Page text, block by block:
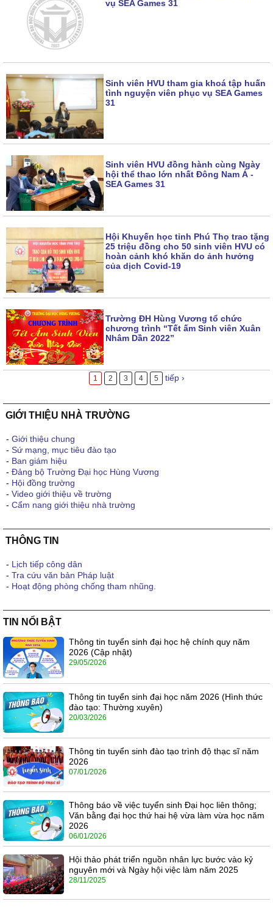
vụ SEA Games 31
Sinh viên HVU tham gia khoá tập huấn
tình nguyện viên phục vụ SEA Games
31
Sinh viên HVU đồng hành cùng Ngày
hội thể thao lớn nhất Đông Nam Á -
SEA Games 31
Hội Khuyến học tỉnh Phú Thọ trao tặng
25 triệu đồng cho 50 sinh viên HVU có
hoàn cảnh khó khăn do ảnh hưởng
của dịch Covid-19
Trường ĐH Hùng Vương tổ chức
chương trình “Tết ấm Sinh viên Xuân
Nhâm Dần 2022”
1 2 3 4 5 tiếp ›
GIỚI THIỆU NHÀ TRƯỜNG
- Giới thiệu chung
- Sứ mạng, mục tiêu đào tạo
- Ban giám hiệu
- Đảng bộ Trường Đại học Hùng Vương
- Hội đồng trường
- Video giới thiệu về trường
- Cẩm nang giới thiệu nhà trường
THÔNG TIN
- Lịch tiếp công dân
- Tra cứu văn bản Pháp luật
- Hoạt động phòng chống tham nhũng.
TIN NỔI BẬT
Thông tin tuyển sinh đại học hệ chính quy năm
2026 (Cập nhật)
29/05/2026
Thông tin tuyển sinh đại học năm 2026 (Hình thức
đào tạo: Thường xuyên)
20/03/2026
Thông tin tuyển sinh đào tạo trình độ thạc sĩ năm
2026
07/01/2026
Thông báo về việc tuyển sinh Đại học liên thông;
Văn bằng đại học thứ hai hệ vừa làm vừa học năm
2026
06/01/2026
Hội thảo phát triển nguồn nhân lực bước vào kỷ
nguyên mới và Ngày hội việc làm năm 2025
28/11/2025